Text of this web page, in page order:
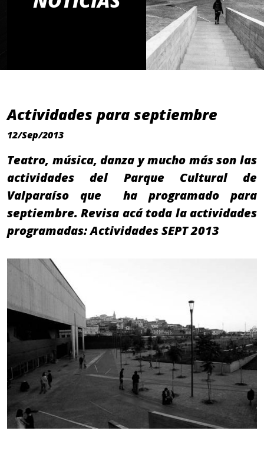
Actividades para septiembre
12/Sep/2013
Teatro, música, danza y mucho más son las
actividades del Parque Cultural de
Valparaíso que ha programado para
septiembre. Revisa acá toda la actividades
programadas: Actividades SEPT 2013